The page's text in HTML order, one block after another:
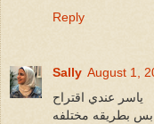
Reply
Sally August 1,
ياسر عندي اقتراح
بس بطريقه مختلفه